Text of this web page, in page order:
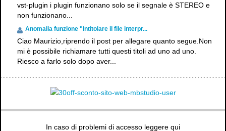
vst-plugin i plugin funzionano solo se il segnale è STEREO e
non funzionano...
Anomalia funzione "Intitolare il file interpr...
Ciao Maurizio,riprendo il post per allegare quanto segue.Non
mi è possibile richiamare tutti questi titoli ad uno ad uno.
Riesco a farlo solo dopo aver...
In caso di problemi di accesso leggere qui